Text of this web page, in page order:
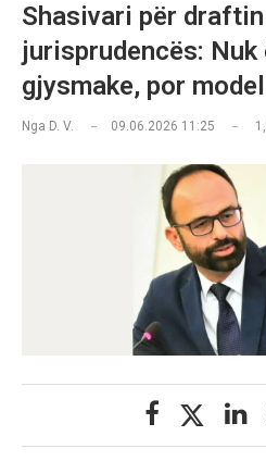
Shasivari për
jurisprudencës:
gjysmake, por
Nga D. V. 09.06.2026 11:25